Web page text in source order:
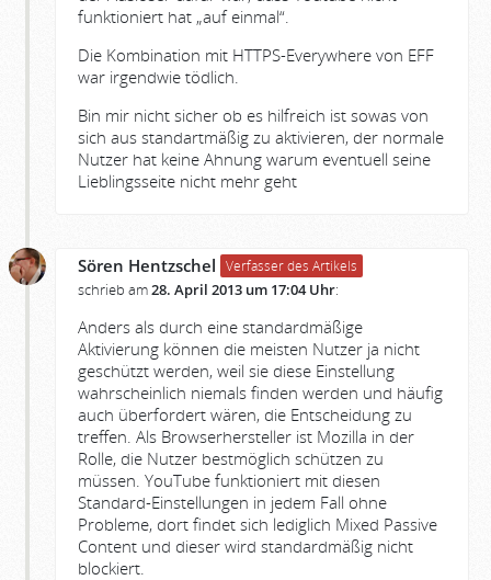
funktioniert hat „auf einmal“.
Die Kombination mit HTTPS-Everywhere von EFF
war irgendwie tödlich.
Bin mir nicht sicher ob es hilfreich ist sowas von
sich aus standartmäßig zu aktivieren, der normale
Nutzer hat keine Ahnung warum eventuell seine
Lieblingsseite nicht mehr geht
Sören Hentzschel Verfasser des Artikels
schrieb am28. April 2013 um 17:04 Uhr:
Anders als durch eine standardmäßige
Aktivierung können die meisten Nutzer ja nicht
geschützt werden, weil sie diese Einstellung
wahrscheinlich niemals finden werden und häufig
auch überfordert wären, die Entscheidung zu
treffen. Als Browserhersteller ist Mozilla in der
Rolle, die Nutzer bestmöglich schützen zu
müssen. YouTube funktioniert mit diesen
Standard-Einstellungen in jedem Fall ohne
Probleme, dort findet sich lediglich Mixed Passive
Content und dieser wird standardmäßig nicht
blockiert.